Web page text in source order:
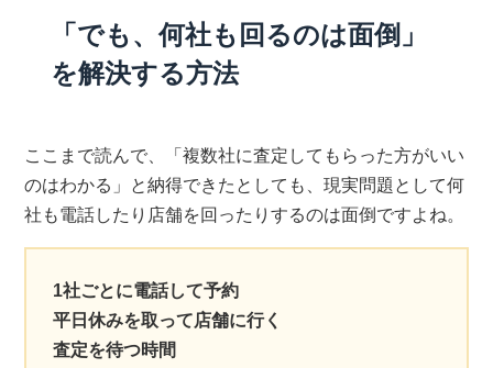
「でも、何社も回るのは面倒」
を解決する方法
ここまで読んで、「複数社に査定してもらった方がいい
のはわかる」と納得できたとしても、現実問題として何
社も電話したり店舗を回ったりするのは面倒ですよね。
1社ごとに電話して予約
平日休みを取って店舗に行く
査定を待つ時間